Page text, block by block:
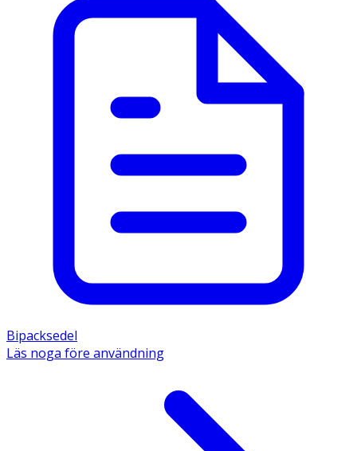
Bipacksedel
Läs noga före användning